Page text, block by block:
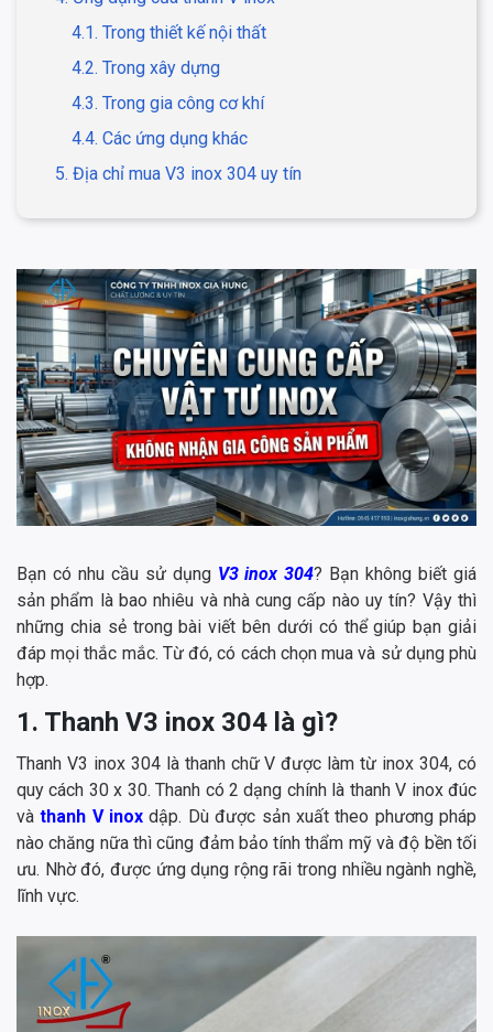
4.1. Trong thiết kế nội thất
4.2. Trong xây dựng
4.3. Trong gia công cơ khí
4.4. Các ứng dụng khác
5. Địa chỉ mua V3 inox 304 uy tín
Bạn có nhu cầu sử dụng V3 inox 304? Bạn không biết giá
sản phẩm là bao nhiêu và nhà cung cấp nào uy tín? Vậy thì
những chia sẻ trong bài viết bên dưới có thể giúp bạn giải
đáp mọi thắc mắc. Từ đó, có cách chọn mua và sử dụng phù
hợp.
1. Thanh V3 inox 304 là gì?
Thanh V3 inox 304 là thanh chữ V được làm từ inox 304, có
quy cách 30 x 30. Thanh có 2 dạng chính là thanh V inox đúc
vàthanh V inox dập. Dù được sản xuất theo phương pháp
nào chăng nữa thì cũng đảm bảo tính thẩm mỹ và độ bền tối
ưu. Nhờ đó, được ứng dụng rộng rãi trong nhiều ngành nghề,
lĩnh vực.